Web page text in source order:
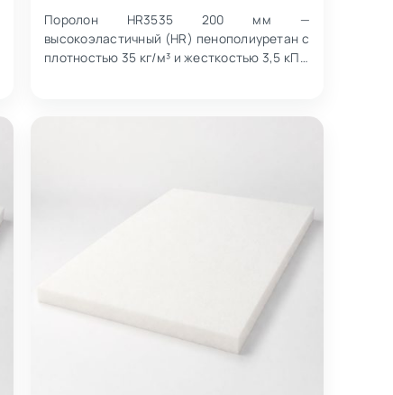
Поролон HR3535 200 мм —
высокоэластичный (HR) пенополиуретан с
плотностью 35 кг/м³ и жесткостью 3,5 кПа.